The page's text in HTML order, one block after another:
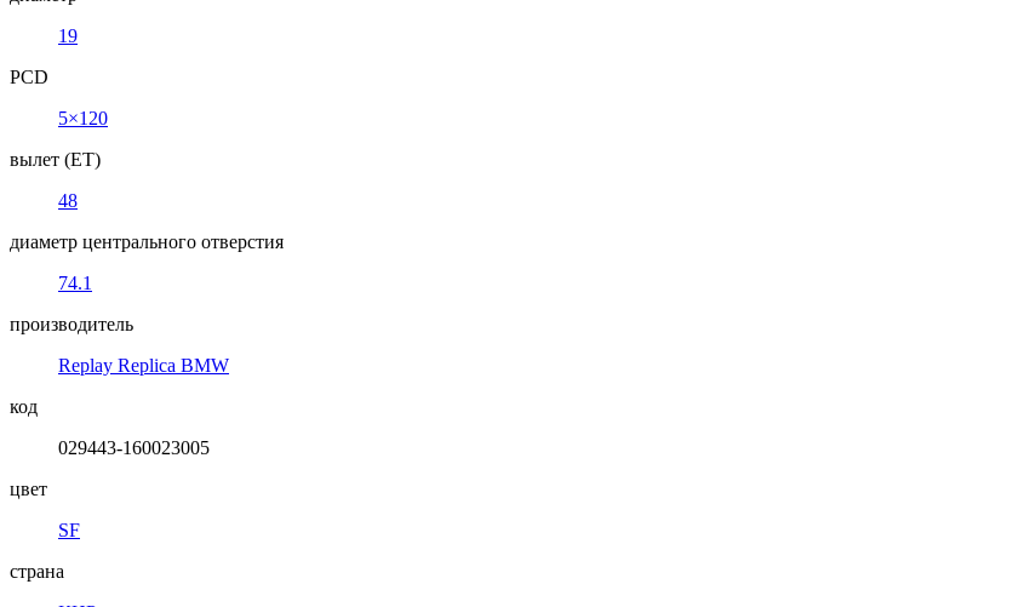
19
PCD
5×120
вылет (ET)
48
диаметр центрального отверстия
74.1
производитель
Replay Replica BMW
код
029443-160023005
цвет
SF
страна